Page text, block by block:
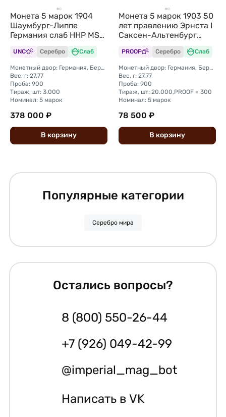
Монета 5 марок 1904
Шаумбург-Липпе
Германия слаб ННР MS
UNC Серебро Слаб
Монетный двор: Германия, Берлин
Вес, г: 27,77
Проба: 900
Тираж, шт: 3.000
Номинал: 5 марок
378 000 ₽
В корзину
Монета 5 марок 1903 50
лет правлению Эрнста I
Саксен-Альтенбург
Германия слаб CPRC PF
Det.
PROOF Серебро Слаб
Монетный двор: Германия, Берлин
Вес, г: 27,77
Проба: 900
Тираж, шт: 20.000,PROOF = 300
Номинал: 5 марок
78 500 ₽
В корзину
Популярные категории
Серебро мира
Остались вопросы?
8 (800) 550-26-44
+7 (926) 049-42-99
@imperial_mag_bot
Написать в VK